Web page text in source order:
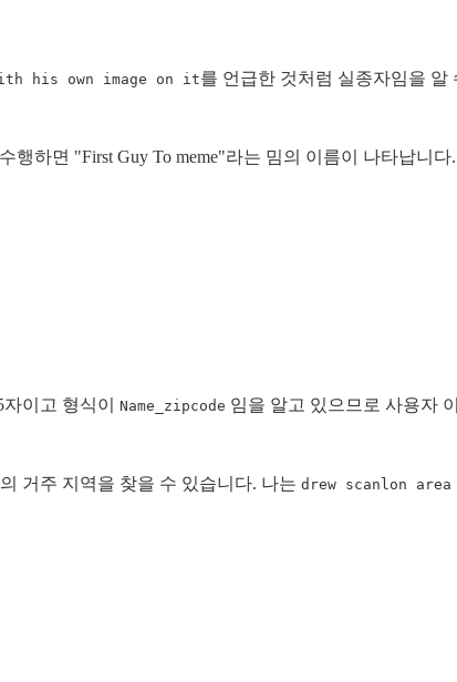
his own image on it를 언급한 것처럼 실종자임을 알
행하면 "First Guy To meme"라는 밈의 이름이 나타납니다.
이고 형식이 Name_zipcode 임을 알고 있으므로 사용자
거주 지역을 찾을 수 있습니다. 나는 drew scanlon